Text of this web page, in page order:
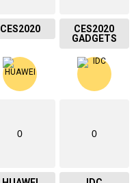
CES2020
CES2020
GADGETS
0 0